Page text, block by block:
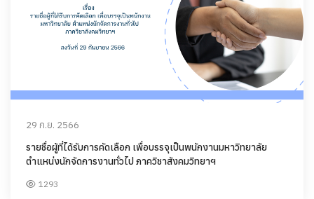
29 ก.ย. 2566
รายชื่อผู้ที่ได้รับการคัดเลือก เพื่อบรรจุเป็นพนักงานมหาวิทยาลัย
ตำแหน่งนักจัดการงานทั่วไป ภาควิชาสังคมวิทยาฯ
1293